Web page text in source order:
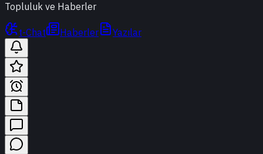
Topluluk ve Haberler
t-Chat Haberler Yazılar